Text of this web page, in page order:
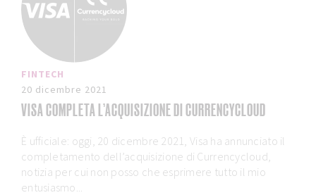
FINTECH
20 dicembre 2021
VISA COMPLETA L’ACQUISIZIONE DI CURRENCYCLOUD
È ufficiale: oggi, 20 dicembre 2021, Visa ha annunciato il
completamento dell’acquisizione di Currencycloud,
notizia per cui non posso che esprimere tutto il mio
entusiasmo...